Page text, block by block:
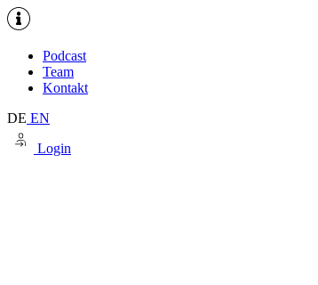
Podcast
Team
Kontakt
DE EN
Login